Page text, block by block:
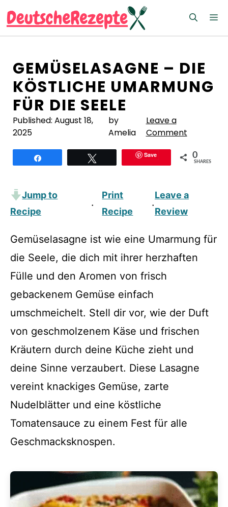
Inhalt
springen
GEMÜSELASAGNE – DIE
KÖSTLICHE UMARMUNG
FÜR DIE SEELE
Published: August 18,
2025
by
Amelia
Leave a
Comment
Save 0
SHARES
Jump to
Recipe
·
Print
Recipe
·
Leave a
Review
Gemüselasagne ist wie eine Umarmung für
die Seele, die dich mit ihrer herzhaften
Fülle und den Aromen von frisch
gebackenem Gemüse einfach
umschmeichelt. Stell dir vor, wie der Duft
von geschmolzenem Käse und frischen
Kräutern durch deine Küche zieht und
deine Sinne verzaubert. Diese Lasagne
vereint knackiges Gemüse, zarte
Nudelblätter und eine köstliche
Tomatensauce zu einem Fest für alle
Geschmacksknospen.